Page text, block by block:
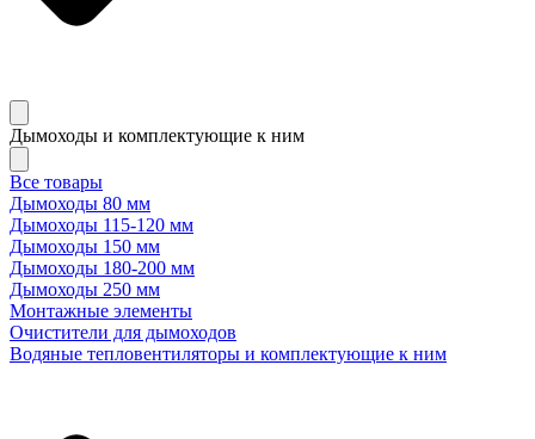
Дымоходы и комплектующие к ним
Все товары
Дымоходы 80 мм
Дымоходы 115-120 мм
Дымоходы 150 мм
Дымоходы 180-200 мм
Дымоходы 250 мм
Монтажные элементы
Очистители для дымоходов
Водяные тепловентиляторы и комплектующие к ним